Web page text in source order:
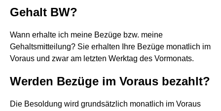
Gehalt BW?
Wann erhalte ich meine Bezüge bzw. meine
Gehaltsmitteilung? Sie erhalten Ihre Bezüge monatlich im
Voraus und zwar am letzten Werktag des Vormonats.
Werden Bezüge im Voraus bezahlt?
Die Besoldung wird grundsätzlich monatlich im Voraus